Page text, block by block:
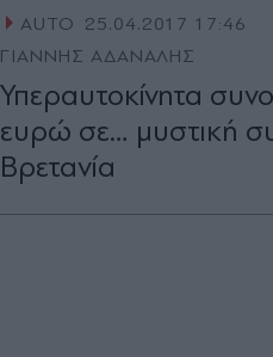
AUTO
25.04.2017 17:46
ΓΙΑΝΝΗΣ ΑΔΑΝΑΛΗΣ
Υπεραυτοκίνητα
ευρώ σε… μυστική
Βρετανία